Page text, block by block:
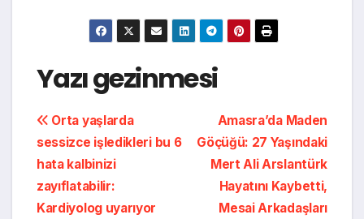
Yazı gezinmesi
Amasra’da Maden
Göçüğü: 27 Yaşındaki
Mert Ali Arslantürk
Hayatını Kaybetti,
Mesai Arkadaşları
Orta yaşlarda
sessizce işledikleri bu 6
hata kalbinizi
zayıflatabilir:
Kardiyolog uyarıyor